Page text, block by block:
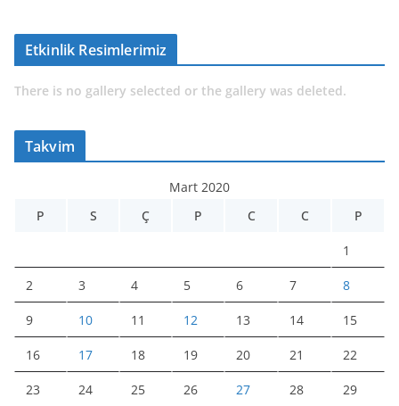
Etkinlik Resimlerimiz
There is no gallery selected or the gallery was deleted.
Takvim
Mart 2020
P
S Ç P C C P
1
2 3 4 5 6 7 8
9 10 11 12 13 14 15
16 17 18 19 20 21 22
23 24 25 26 27 28 29